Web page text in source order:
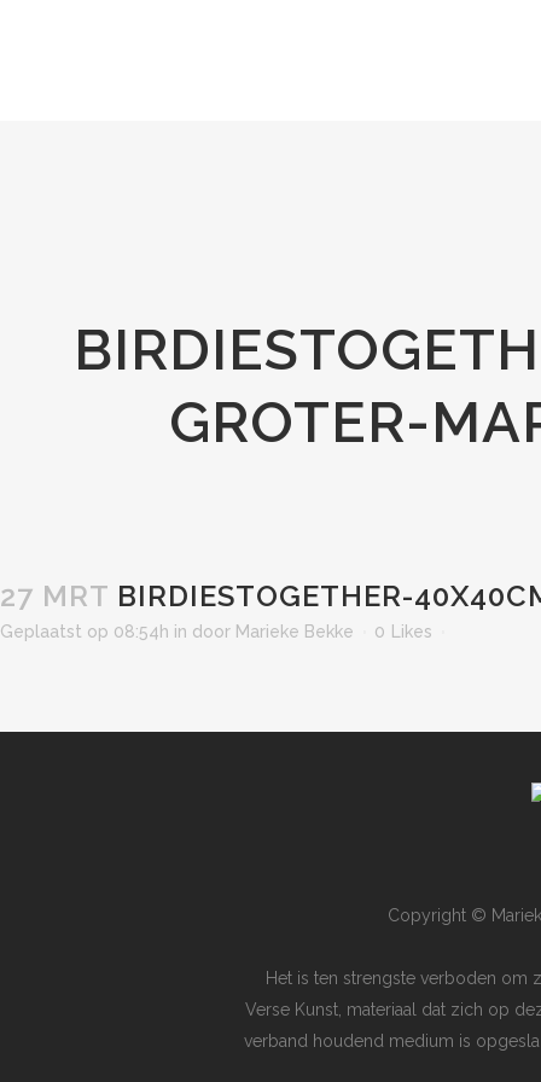
GROTER-
27 MRT BIRDIESTOGETHER-
Geplaatst op 08:54h in door Marieke Bekke 0 Likes
Copyright ©
Het is ten strengste verboden om
Verse Kunst, materiaal dat zich op
verband houdend medium is